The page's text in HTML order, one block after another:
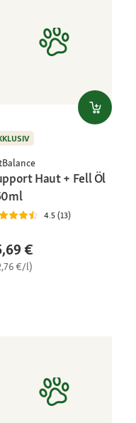
Haut + Fell Öl
4.5 (13)
€
€/l)